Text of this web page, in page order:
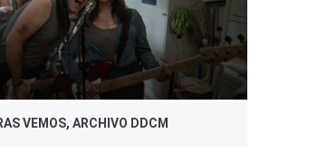
VEMOS, ARCHIVO DDCM